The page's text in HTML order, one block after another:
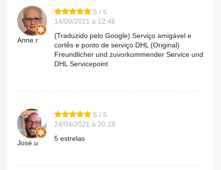
Anne.r
5 / 5
14/09/2021 à 12:45
(Traduzido pelo Google) Serviço amigável e
cortês e ponto de serviço DHL (Original)
Freundlicher und zuvorkommender Service und
DHL Servicepoint
José.u
5 / 5
24/04/2021 à 20:28
5 estrelas